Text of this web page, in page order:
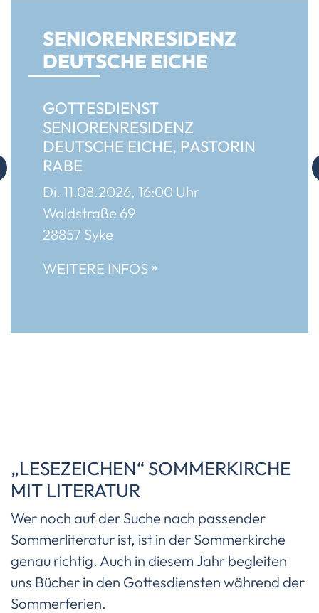
SENIORENRESIDENZ
DEUTSCHE EICHE
GOTTESDIENST
SENIORENRESIDENZ
DEUTSCHE EICHE, PASTORIN
RABE
Di. 11.08.2026, 16:00 Uhr
Waldstraße 69
28857 Syke
WEITERE INFOS »
„LESEZEICHEN“ SOMMERKIRCHE
MIT LITERATUR
Wer noch auf der Suche nach passender
Sommerliteratur ist, ist in der Sommerkirche
genau richtig. Auch in diesem Jahr begleiten
uns Bücher in den Gottesdiensten während der
Sommerferien.